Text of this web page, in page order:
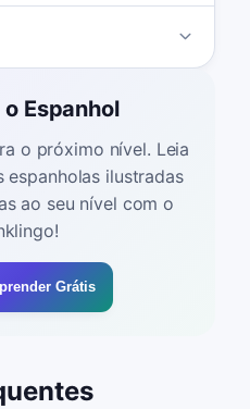
Espanhol
o próximo nível. Leia
ilustradas
ao seu nível com o
Grátis